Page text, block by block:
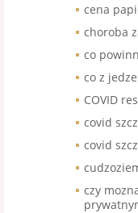
cena
choroba
co
co z
COVID
covid
covid
czy